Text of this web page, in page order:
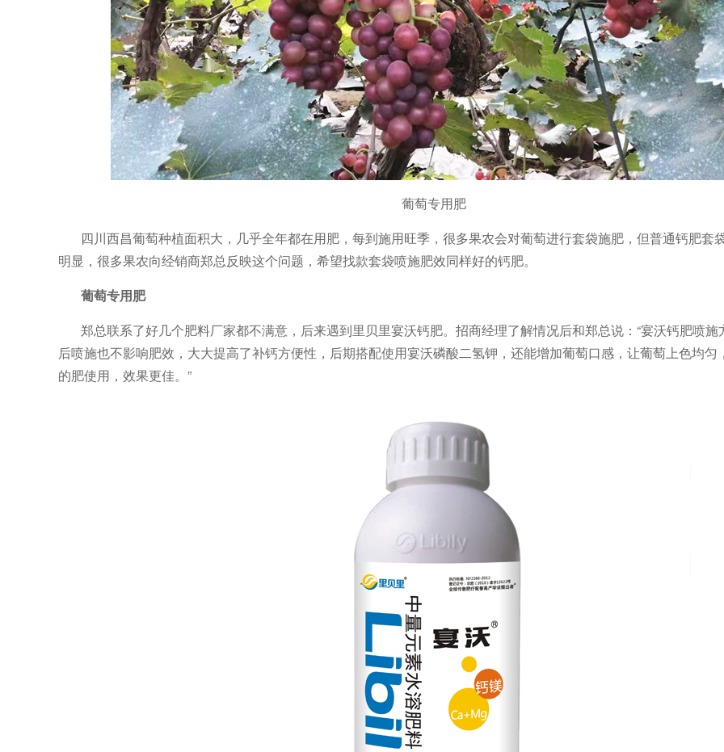
葡萄专用肥
四川西昌葡萄种植面积大，几乎全年都在用肥，每到施用旺季，很多果农会对葡萄进行套袋施肥，但普通钙肥套
明显，很多果农向经销商郑总反映这个问题，希望找款套袋喷施肥效同样好的钙肥。
葡萄专用肥
郑总联系了好几个肥料厂家都不满意，后来遇到里贝里宴沃钙肥。招商经理了解情况后和郑总说： “宴沃钙肥喷
后喷施也不影响肥效，大大提高了补钙方便性，后期搭配使用宴沃磷酸二氢钾，还能增加葡萄口感，让葡萄上色均匀
的肥使用，效果更佳。”